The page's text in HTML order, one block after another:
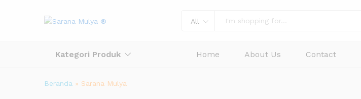
All
Kategori Produk Home About Us Contact
Beranda » Sarana Mulya